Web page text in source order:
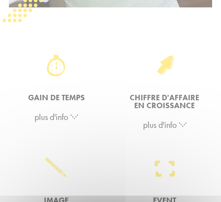
GAIN DE TEMPS
plus d'info
CHIFFRE D'AFFAIRE
EN CROISSANCE
plus d'info